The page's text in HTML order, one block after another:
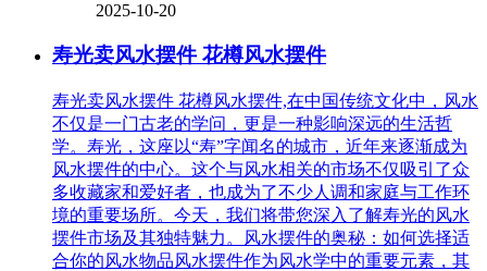
2025-10-20
寿光卖风水摆件 花樽风水摆件
寿光卖风水摆件 花樽风水摆件,在中国传统文化中，风水
不仅是一门古老的学问，更是一种影响深远的生活哲
学。寿光，这座以“寿”字闻名的城市，近年来逐渐成为
风水摆件的中心。这个与风水相关的市场不仅吸引了众
多收藏家和爱好者，也成为了不少人调和家庭与工作环
境的重要场所。今天，我们将带您深入了解寿光的风水
摆件市场及其独特魅力。风水摆件的奥秘：如何选择适
合你的风水物品风水摆件作为风水学中的重要元素，其